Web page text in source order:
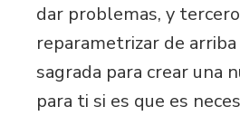
dar problemas, y
reparametrizar de
sagrada para crear una
para ti si es que es